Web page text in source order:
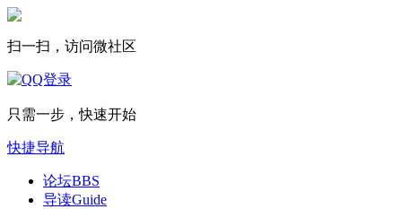
扫一扫，访问微社区
只需一步，快速开始
快捷导航
论坛BBS
导读Guide